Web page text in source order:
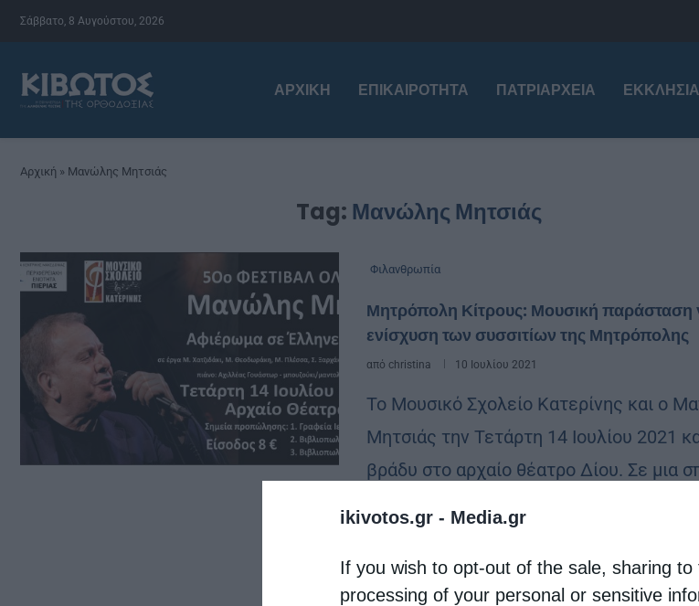
ikivotos.gr - Media.gr
If you wish to opt-out of the sale, sharing
processing of your personal or sensitive
Σάββατο, 8 Αυγούστου, 2026
ΑΡΧΙΚΉ ΕΠΙΚΑΙΡΌΤΗΤΑ ΠΑΤΡΙΑΡΧΕΊΑ ΕΚΚΛΗΣΊΑ
Αρχική » Μανώλης Μητσιάς
Tag: Μανώλης Μητσιάς
Φιλανθρωπία
Μητρόπολη Κίτρους: Μουσική παράσταση
ενίσχυση των συσσιτίων της Μητρόπολης
από christina 10 Ιουλίου 2021
Το Μουσικό Σχολείο Κατερίνης και ο
Μητσιάς την Τετάρτη 14 Ιουλίου 2021
βράδυ στο αρχαίο θέατρο Δίου. Σε μια